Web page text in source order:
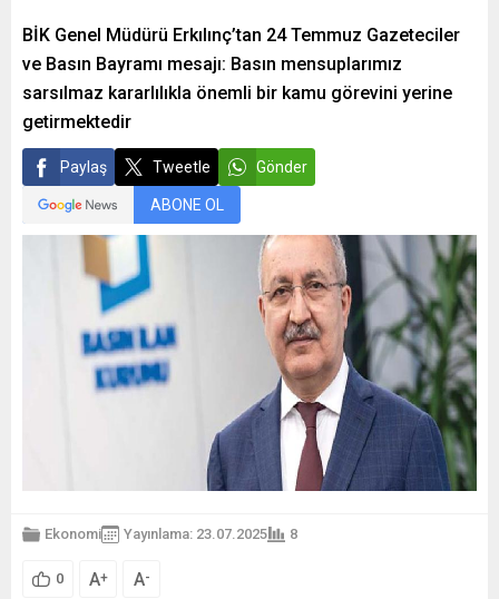
BİK Genel Müdürü Erkılınç’tan 24 Temmuz Gazeteciler
ve Basın Bayramı mesajı: Basın mensuplarımız
sarsılmaz kararlılıkla önemli bir kamu görevini yerine
getirmektedir
Paylaş Tweetle Gönder
ABONE OL
Ekonomi Yayınlama: 23.07.2025 8
0 A+ A-